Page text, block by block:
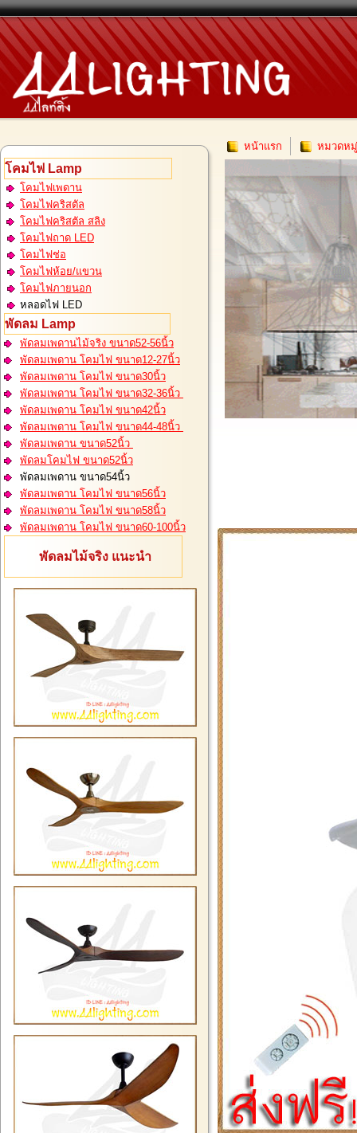
โคมไฟ Lamp
โคมไฟเพดาน
โคมไฟคริสตัล
โคมไฟคริสตัล สลิง
โคมไฟถาด LED
โคมไฟช่อ
โคมไฟห้อย/แขวน
โคมไฟภายนอก
หลอดไฟ LED
พัดลม Lamp
พัดลมเพดานไม้จริง ขนาด52-56นิ้ว
พัดลมเพดาน โคมไฟ ขนาด12-27นิ้ว
พัดลมเพดาน โคมไฟ ขนาด30นิ้ว
พัดลมเพดาน โคมไฟ ขนาด32-36นิ้ว
พัดลมเพดาน โคมไฟ ขนาด42นิ้ว
พัดลมเพดาน โคมไฟ ขนาด44-48นิ้ว
พัดลมเพดาน ขนาด52นิ้ว
พัดลมโคมไฟ ขนาด52นิ้ว
พัดลมเพดาน ขนาด54นิ้ว
พัดลมเพดาน โคมไฟ ขนาด56นิ้ว
พัดลมเพดาน โคมไฟ ขนาด58นิ้ว
พัดลมเพดาน โคมไฟ ขนาด60-100นิ้ว
พัดลมไม้จริง แนะนำ
หน้าแรก หมวดหมู่